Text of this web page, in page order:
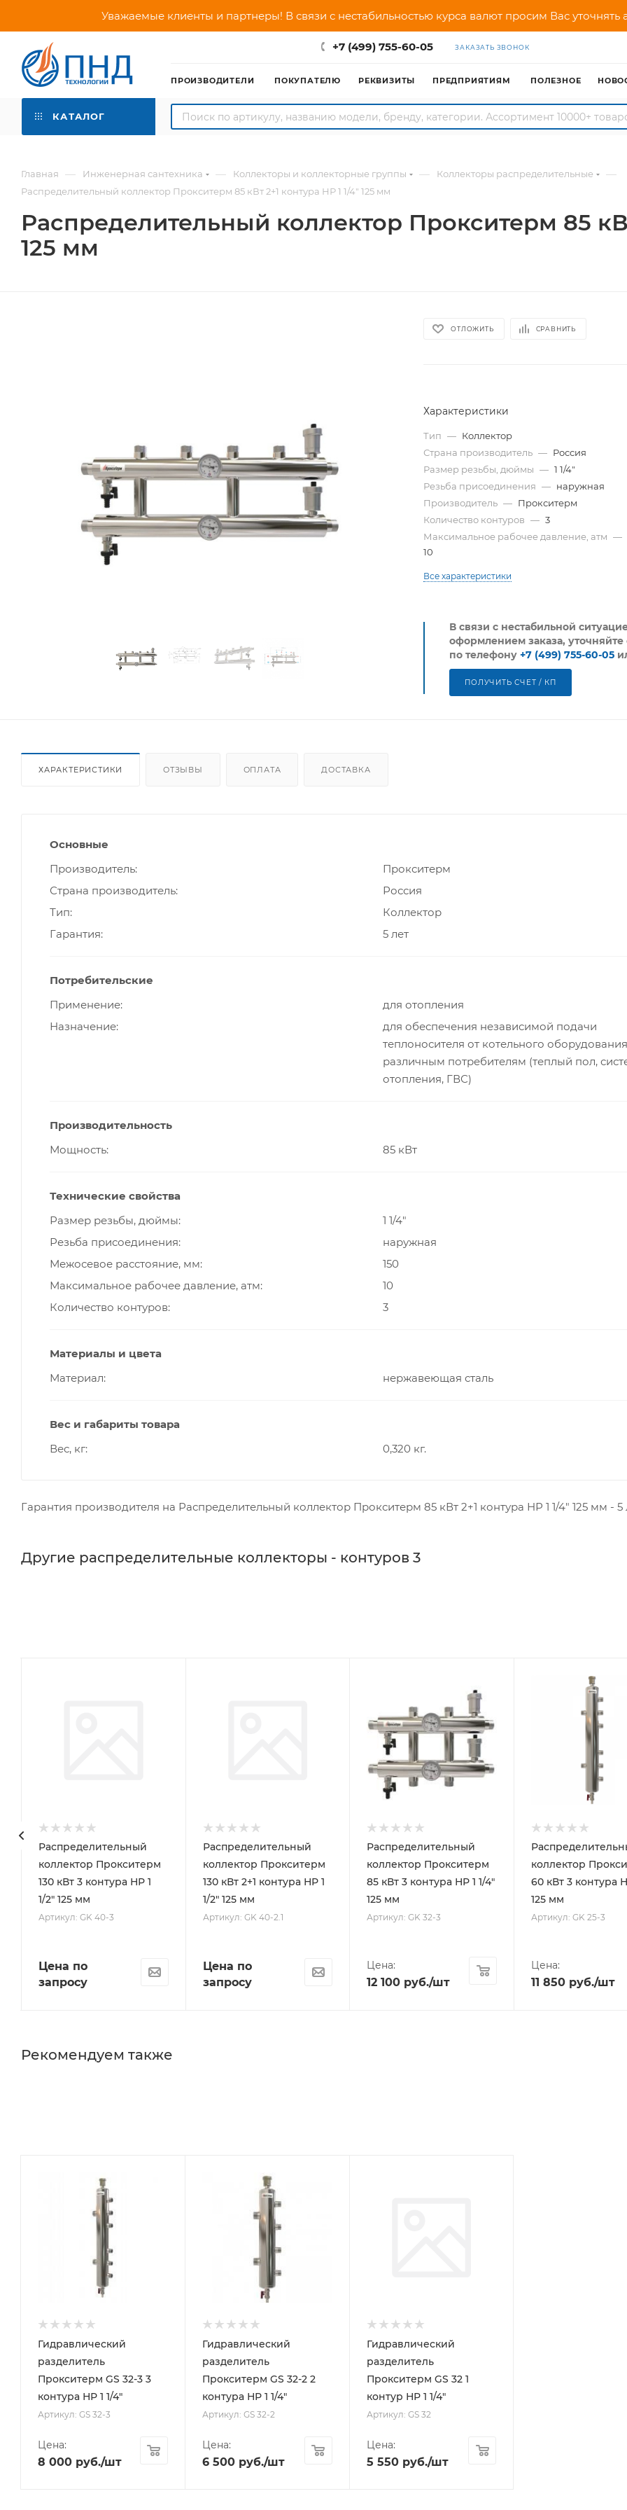
Уважаемые клиенты и партнеры! В связи с нестабильностью курса валют просим Вас
+7 (499) 755-60-05 ЗАКАЗАТЬ ЗВОНОК
ПРОИЗВОДИТЕЛИ ПОКУПАТЕЛЮ РЕКВИЗИТЫ ПРЕДПРИЯТИЯМ ПОЛЕЗНОЕ
КАТАЛОГ
Главная — Инженерная сантехника — Коллекторы и коллекторные группы — Коллекторы распределительные —
Распределительный коллектор Прокситерм 85 кВт 2+1 контура НР 1 1/4" 125 мм
Распределительный коллектор Прокситерм 85
125 мм
ОТЛОЖИТЬ СРАВНИТЬ
Характеристики
Тип — Коллектор
Страна производитель — Россия
Размер резьбы, дюймы — 1 1/4"
Резьба присоединения — наружная
Производитель — Прокситерм
Количество контуров — 3
Максимальное рабочее давление, атм —
10
Все характеристики
В связи с нестабильной
оформлением заказа,
по телефону+7 (499) 755-60-05
ПОЛУЧИТЬ СЧЕТ / КП
ХАРАКТЕРИСТИКИ ОТЗЫВЫ ОПЛАТА ДОСТАВКА
Основные
Производитель
Прокситерм
Страна производитель
Россия
Тип
Коллектор
Гарантия
5 лет
Потребительские
Применение
для отопления
Назначение
для обеспечения независимой подачи
теплоносителя от котельного
различным потребителям (теплый пол,
отопления, ГВС)
Производительность
Мощность
85 кВт
Технические свойства
Размер резьбы, дюймы
1 1/4"
Резьба присоединения
наружная
Межосевое расстояние, мм
150
Максимальное рабочее давление, атм
10
Количество контуров
3
Материалы и цвета
Материал
нержавеющая сталь
Вес и габариты товара
Вес, кг
0,320 кг.
Гарантия производителя на Распределительный коллектор Прокситерм 85 кВт 2+1 контура НР 1 1/4" 125 мм - 5
Другие распределительные коллекторы - контуров 3
Распределительный
коллектор Прокситерм
130 кВт 3 контура НР 1
1/2" 125 мм
Артикул: GK 40-3
Цена по
запросу
Распределительный
коллектор Прокситерм
130 кВт 2+1 контура НР 1
1/2" 125 мм
Артикул: GK 40-2.1
Цена по
запросу
Распределительный
коллектор Прокситерм
85 кВт 3 контура НР 1 1/4"
125 мм
Артикул: GK 32-3
Цена:
12 100 руб./шт
коллектор
60 кВт 3 контура
125 мм
Артикул: GK 25-3
Цена:
11 850 руб./шт
Рекомендуем также
Гидравлический
разделитель
Прокситерм GS 32-3 3
контура НР 1 1/4"
Артикул: GS 32-3
Цена:
8 000 руб./шт
Гидравлический
разделитель
Прокситерм GS 32-2 2
контура НР 1 1/4"
Артикул: GS 32-2
Цена:
6 500руб./шт
Гидравлический
разделитель
Прокситерм GS 32 1
контур НР 1 1/4"
Артикул: GS 32
Цена:
5 550руб./шт